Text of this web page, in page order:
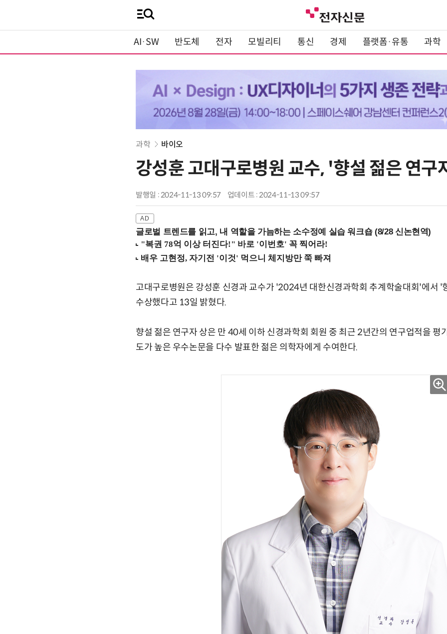
AI·SW 반도체 전자 모빌리티 통신 경제 플랫폼·유통 과학
과학 바이오
강성훈 고대구로병원 교수, '향설 젊은 연구
발행일 : 2024-11-13 09:57 업데이트 : 2024-11-13 09:57
글로벌 트렌드를 읽고, 내 역할을 가늠하는 소수정예 실습 워크숍 (8/28 신논현역)
고대구로병원은 강성훈 신경과 교수가 '2024년 대한신경과학회 추계학술대회'에서 '
수상했다고 13일 밝혔다.
향설 젊은 연구자 상은 만 40세 이하 신경과학회 회원 중 최근 2년간의 연구업적을 평
도가 높은 우수논문을 다수 발표한 젊은 의학자에게 수여한다.